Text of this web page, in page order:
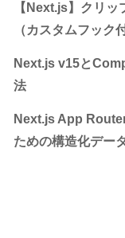
【Next.js】クリ
（カスタムフック
Next.js v15と
法
Next.js App
ための構造化デー